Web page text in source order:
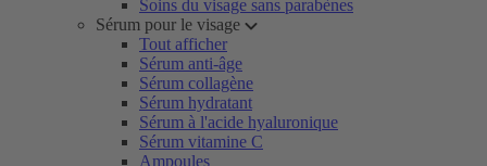
Soins du visage sans parabènes
Sérum pour le visage
Tout afficher
Sérum anti-âge
Sérum collagène
Sérum hydratant
Sérum à l'acide hyaluronique
Sérum vitamine C
Ampoules